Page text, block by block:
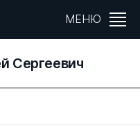
МЕНЮ
Сергеевич